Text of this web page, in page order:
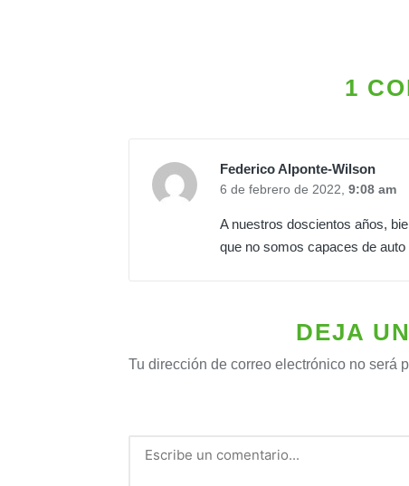
1
Federico Alponte-Wilson
6 de febrero de 2022, 9:08 am
A nuestros doscientos años,
que no somos capaces de auto
DEJA
Tu dirección de correo electrónico no será